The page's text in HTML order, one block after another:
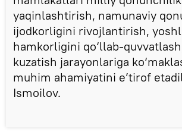
yaqinlashtirish, namunaviy
ijodkorligini rivojlantirish,
hamkorligini qo‘llab-
kuzatish jarayonlariga
muhim ahamiyatini e’tirof
Ismoilov.